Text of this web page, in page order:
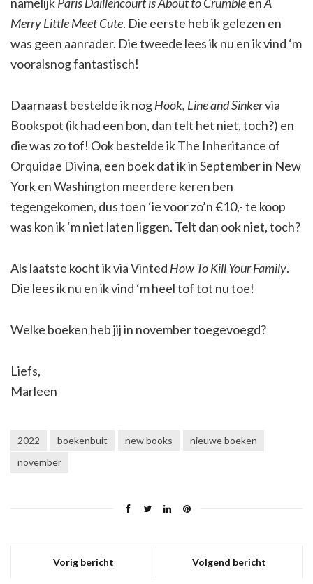
Merry Little Meet Cute. Die eerste heb ik gelezen en
was geen aanrader. Die tweede lees ik nu en ik vind ‘m
vooralsnog fantastisch!
Daarnaast bestelde ik nogHook, Line and Sinkervia
Bookspot (ik had een bon, dan telt het niet, toch?) en
die was zo tof! Ook bestelde ik The Inheritance of
Orquidae Divina, een boek dat ik in September in New
York en Washington meerdere keren ben
tegengekomen, dus toen ‘ie voor zo’n €10,- te koop
was kon ik ‘m niet laten liggen. Telt dan ook niet, toch?
Als laatste kocht ik via Vinted How To Kill Your Family.
Die lees ik nu en ik vind ‘m heel tof tot nu toe!
Welke boeken heb jij in november toegevoegd?
Liefs,
Marleen
2022 boekenbuit new books
nieuwe boeken
november
Vorig bericht Volgend bericht